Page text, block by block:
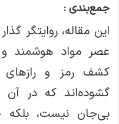
جمع‌بندی :
این مقاله، روایتگر
عصر مواد هوشمند
کشف رمز و رازهای
گشوده‌اند که در
بی‌جان نیست، بلکه